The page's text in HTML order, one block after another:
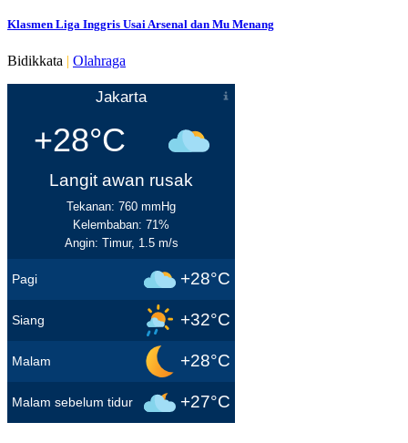
Klasmen Liga Inggris Usai Arsenal dan Mu Menang
Bidikkata | Olahraga
Jakarta
+28°C
Langit awan rusak
Tekanan: 760 mmHg
Kelembaban: 71%
Angin: Timur, 1.5 m/s
Pagi +28°C
Siang +32°C
Malam +28°C
Malam sebelum tidur +27°C